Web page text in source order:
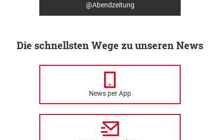
@Abendzeitung
Die schnellsten Wege zu unseren News
News per App